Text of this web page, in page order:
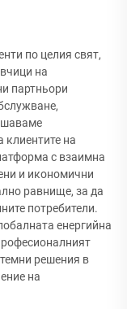
по целия свят,
на
партньори
клиентите на
с взаимна
и икономични
равнище, за да
потребители.
енергийна
решения в
на